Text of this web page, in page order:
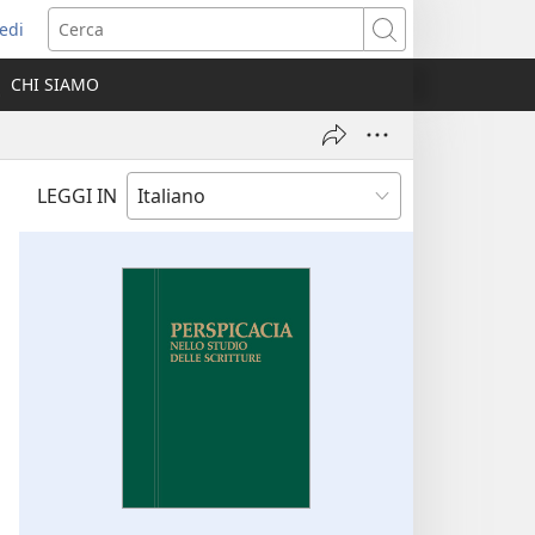
Cerca
CHI SIAMO
LEGGI IN